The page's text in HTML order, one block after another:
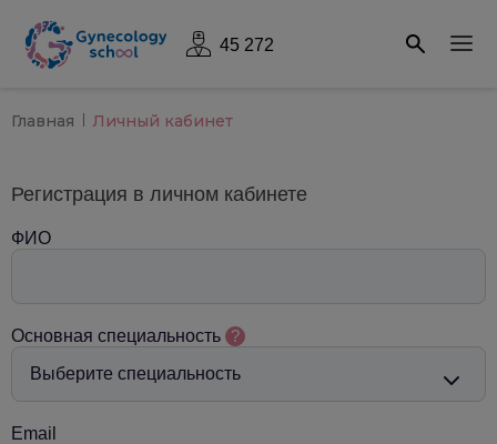
45 272
Главная Личный кабинет
Регистрация в личном кабинете
ФИО
Основная специальность ?
Email